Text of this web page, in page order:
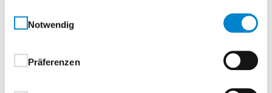
Notwendig
Präferenzen
Türblatt Vergleichstabelle